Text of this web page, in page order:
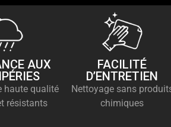
AUX
haute qualité
résistants
FACILITÉ
D’ENTRETIEN
Nettoyage sans
chimiques